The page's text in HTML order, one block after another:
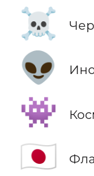
☠️
👽
👾
🇯🇵